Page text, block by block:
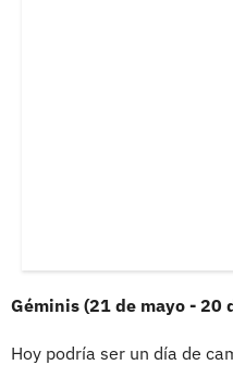
Géminis (21 de mayo - 20
Hoy podría ser un día de